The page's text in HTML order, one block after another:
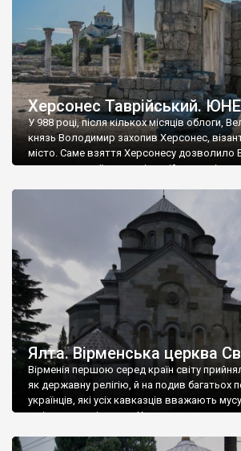
Херсонес Таврійський.
У 988 році, після кількох місяців облоги,
князь Володимир захопив Херсонес,
місто. Саме взяття Херсонесу дозволило
диктувати свої умови візантійському
Херсонесі Володимир-язичник, став
А потім було Хрещення Русі. На честь
Ялта. Вірменська церква
Вірменія першою серед країн світу
як державну релігію, й на подив багатьох
українців, які усіх кавказців вважають
є відданими вірянами Христа